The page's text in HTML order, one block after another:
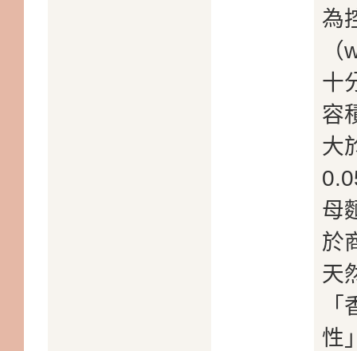
為
十
容
大
母
於
天
性